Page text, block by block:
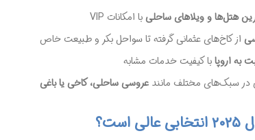
هتل‌ها و ویلاهای ساحلی با امکانات VIP
از کاخ‌های عثمانی گرفته تا سواحل بکر و طبیعت خاص
به اروپابا کیفیت خدمات مشابه
در سبک‌های مختلف مانند عروسی ساحلی، کاخی یا باغی